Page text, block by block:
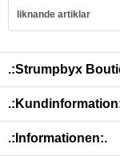
liknande artiklar
.:Strumpbyx
.:Informationen:.